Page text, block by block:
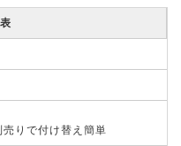
りで付け替え簡単